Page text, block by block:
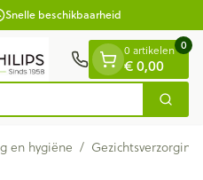
Snelle beschikbaarheid
Zoek
0 artikelen
€ 0,00
0
en hygiëne / Gezichtsverzorging